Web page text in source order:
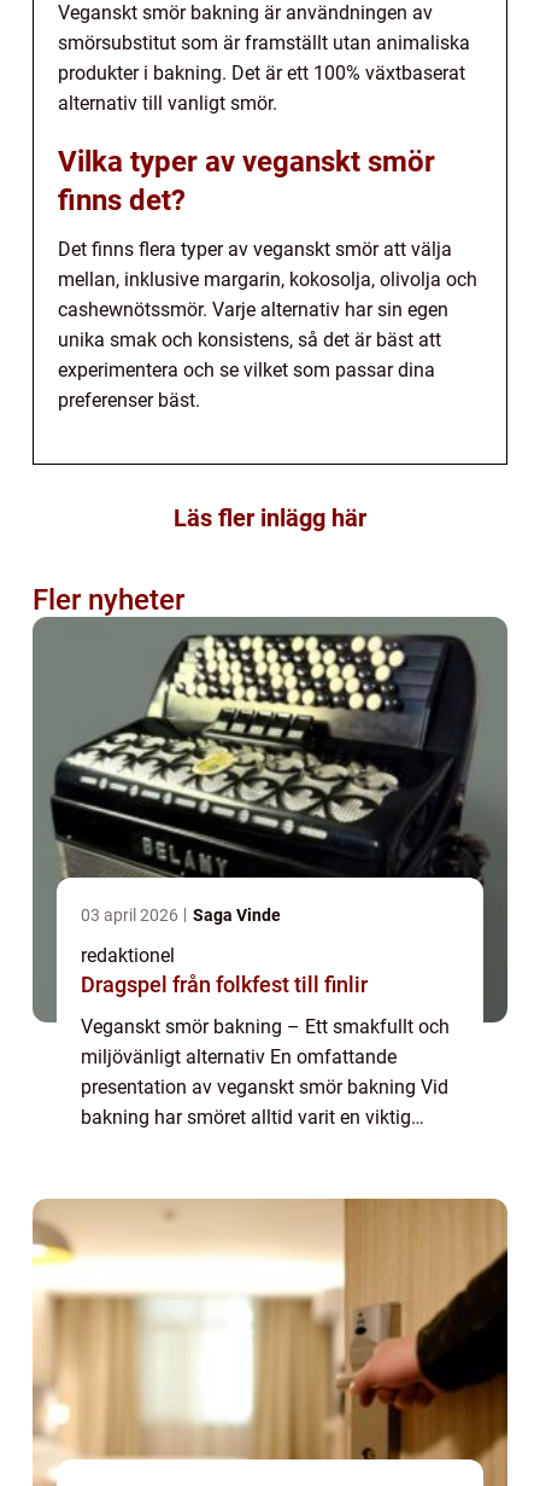
Veganskt smör bakning är användningen av
smörsubstitut som är framställt utan animaliska
produkter i bakning. Det är ett 100% växtbaserat
alternativ till vanligt smör.
Vilka typer av veganskt smör
finns det?
Det finns flera typer av veganskt smör att välja
mellan, inklusive margarin, kokosolja, olivolja och
cashewnötssmör. Varje alternativ har sin egen
unika smak och konsistens, så det är bäst att
experimentera och se vilket som passar dina
preferenser bäst.
Läs fler inlägg här
Fler nyheter
03 april 2026 Saga Vinde
redaktionel
Dragspel från folkfest till finlir
Veganskt smör bakning – Ett smakfullt och
miljövänligt alternativ En omfattande
presentation av veganskt smör bakning Vid
bakning har smöret alltid varit en viktig